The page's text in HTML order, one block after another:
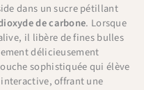
dans un sucre pétillant
de carbone. Lorsque
il libère de fines bulles
délicieusement
sophistiquée qui élève
interactive, offrant une